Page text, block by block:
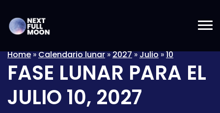
Home»Calendario lunar»2027»Julio»10
FASE LUNAR PARA EL
JULIO 10, 2027